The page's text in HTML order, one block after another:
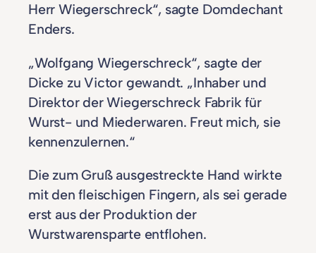
Herr Wiegerschreck“, sagte Domdechant
Enders.
„Wolfgang Wiegerschreck“, sagte der
Dicke zu Victor gewandt. „Inhaber und
Direktor der Wiegerschreck Fabrik für
Wurst- und Miederwaren. Freut mich, sie
kennenzulernen.“
Die zum Gruß ausgestreckte Hand wirkte
mit den fleischigen Fingern, als sei gerade
erst aus der Produktion der
Wurstwarensparte entflohen.